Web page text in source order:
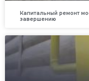
Капитальный ремонт
завершению